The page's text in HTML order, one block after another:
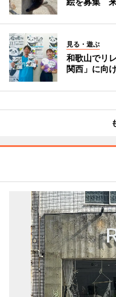
見る・遊ぶ
和歌山でリ
関西」に向